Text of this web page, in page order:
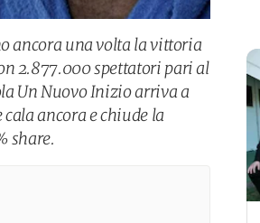
ancora una volta la vittoria
2.877.000 spettatori pari al
Un Nuovo Inizio arriva a
ancora e chiude la
share.